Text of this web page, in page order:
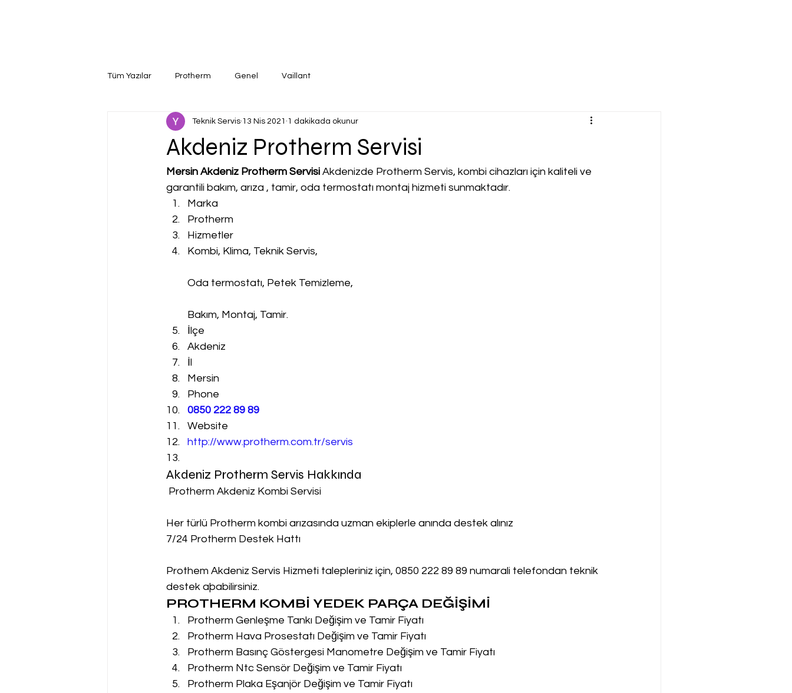
Tüm Yazılar Protherm Genel Vaillant
Akdeniz Protherm Servisi
Teknik Servis 13 Nis 2021 1 dakikada okunur
Mersin Akdeniz Protherm Servisi Akdenizde Protherm Servis, kombi cihazları için kaliteli ve
garantili bakım, arıza , tamir, oda termostatı montaj hizmeti sunmaktadır.
Marka
Protherm
Hizmetler
Kombi, Klima, Teknik Servis,
Oda termostatı, Petek Temizleme,
Bakım, Montaj, Tamir.
İlçe
Akdeniz
İl
Mersin
Phone
0850 222 89 89
Website
http://www.protherm.com.tr/servis
Akdeniz Protherm Servis Hakkında
Protherm Akdeniz Kombi Servisi
Her türlü Protherm kombi arızasında uzman ekiplerle anında destek alınız
7/24 Protherm Destek Hattı
Prothem Akdeniz Servis Hizmeti talepleriniz için, 0850 222 89 89 numarali telefondan teknik
destek aþabilirsiniz.
PROTHERM KOMBİ YEDEK PARÇA DEĞİŞİMİ
Protherm Genleşme Tankı Değişim ve Tamir Fiyatı
Protherm Hava Prosestatı Değişim ve Tamir Fiyatı
Protherm Basınç Göstergesi Manometre Değişim ve Tamir Fiyatı
Protherm Ntc Sensör Değişim ve Tamir Fiyatı
Protherm Plaka Eşanjör Değişim ve Tamir Fiyatı